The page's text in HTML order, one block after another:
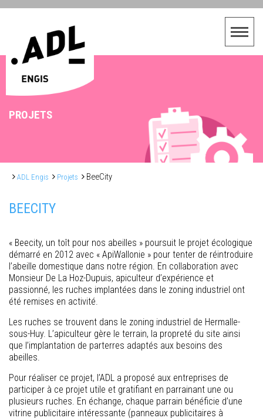
PROJETS
ADL Engis Projets BeeCity
BEECITY
« Beecity, un toît pour nos abeilles » poursuit le projet écologique
démarré en 2012 avec « ApiWallonie » pour tenter de réintroduire
l’abeille domestique dans notre région. En collaboration avec
Monsieur De La Hoz-Dupuis, apiculteur d’expérience et
passionné, les ruches implantées dans le zoning industriel ont
été remises en activité.
Les ruches se trouvent dans le zoning industriel de Hermalle-
sous-Huy. L’apiculteur gère le terrain, la propreté du site ainsi
que l’implantation de parterres adaptés aux besoins des
abeilles.
Pour réaliser ce projet, l’ADL a proposé aux entreprises de
participer à ce projet utile et gratifiant en parrainant une ou
plusieurs ruches. En échange, chaque parrain bénéficie d’une
vitrine publicitaire intéressante (panneaux publicitaires à